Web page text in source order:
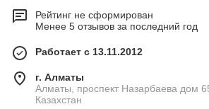
Рейтинг не сформирован
Менее 5 отзывов за последний год
Работает с 13.11.2012
г. Алматы
Алматы, проспект Назарбаева дом
Казахстан